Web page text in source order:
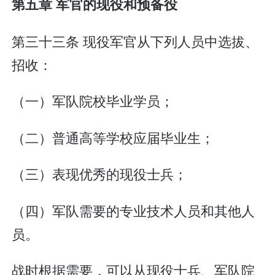
第五章 军官的现役和预备役
第三十三条 现役军官从下列人员中选拔、
招收：
（一）军队院校毕业学员；
（二）普通高等学校应届毕业生；
（三）表现优秀的现役士兵；
（四）军队需要的专业技术人员和其他人
员。
战时根据需要，可以从现役士兵、军队院